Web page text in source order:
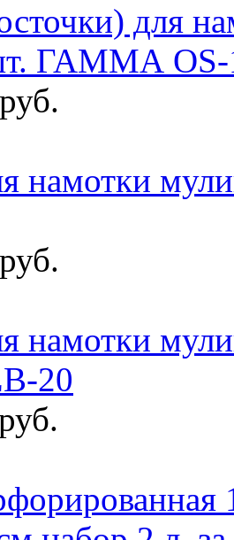
для
ГАММА OS-
намотки
намотки
20